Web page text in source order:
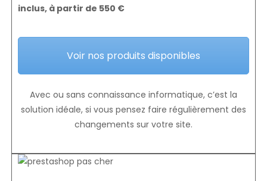
inclus, à partir de 550 €
Voir nos produits disponibles
Avec ou sans connaissance informatique, c’est la
solution idéale, si vous pensez faire régulièrement des
changements sur votre site.